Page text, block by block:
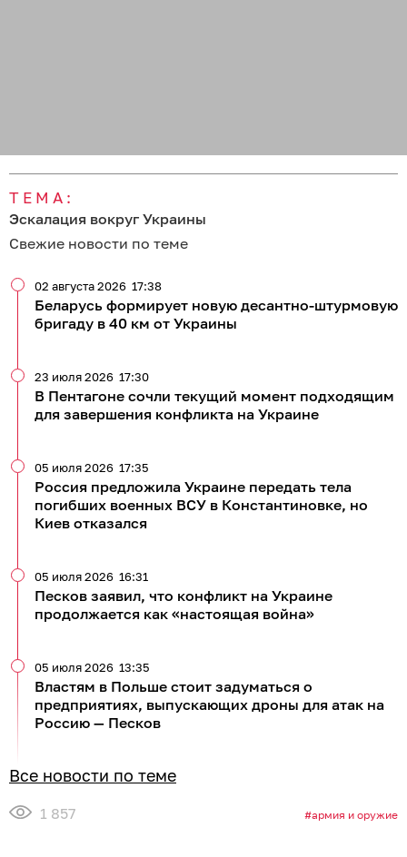
ТЕМА:
Эскалация вокруг Украины
Свежие новости по теме
Беларусь формирует новую десантно-штурмовую
бригаду в 40 км от Украины
02 августа 2026 17:38
В Пентагоне сочли текущий момент подходящим
для завершения конфликта на Украине
23 июля 2026 17:30
Россия предложила Украине передать тела
погибших военных ВСУ в Константиновке, но
Киев отказался
05 июля 2026 17:35
Песков заявил, что конфликт на Украине
продолжается как «настоящая война»
05 июля 2026 16:31
Властям в Польше стоит задуматься о
предприятиях, выпускающих дроны для атак на
Россию — Песков
05 июля 2026 13:35
Все новости по теме
1 857 армия и оружие